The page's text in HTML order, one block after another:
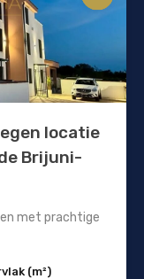
locatie
Brijuni-
met prachtige
(m²)